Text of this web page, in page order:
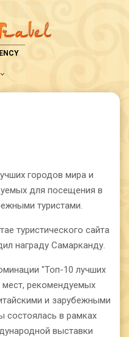
городов мира и
для посещения в
туристами.
туристического сайта
награду Самарканду.
"Топ-10 лучших
мест, рекомендуемых
и зарубежными
состоялась в рамках
выставки